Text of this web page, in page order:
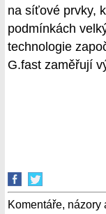
na síťové prvky,
podmínkách
technologie
G.fast zaměřují
Komentáře, názory